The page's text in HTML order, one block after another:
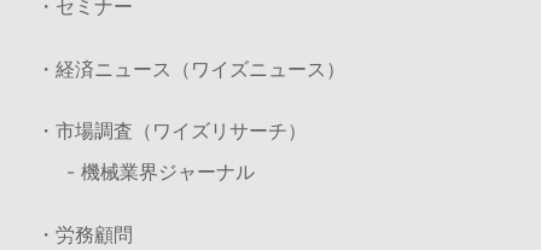
・セミナー
・経済ニュース（ワイズニュース）
・市場調査（ワイズリサーチ）
- 機械業界ジャーナル
・労務顧問